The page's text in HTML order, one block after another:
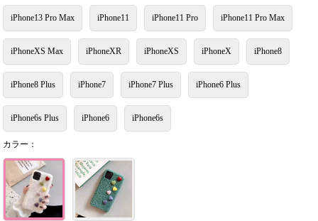
iPhone13 Pro Max iPhone11 iPhone11 Pro iPhone11 Pro Max
iPhoneXS Max iPhoneXR iPhoneXS iPhoneX iPhone8
iPhone8 Plus iPhone7 iPhone7 Plus iPhone6 Plus
iPhone6s Plus iPhone6 iPhone6s
カラー：